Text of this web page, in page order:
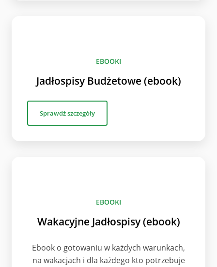
EBOOKI
Jadłospisy Budżetowe (ebook)
Sprawdź szczegóły
EBOOKI
Wakacyjne Jadłospisy (ebook)
Ebook o gotowaniu w każdych warunkach,
na wakacjach i dla każdego kto potrzebuje